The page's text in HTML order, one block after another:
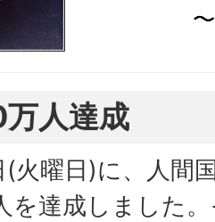
人達成
火曜日)に、人間
を達成しました